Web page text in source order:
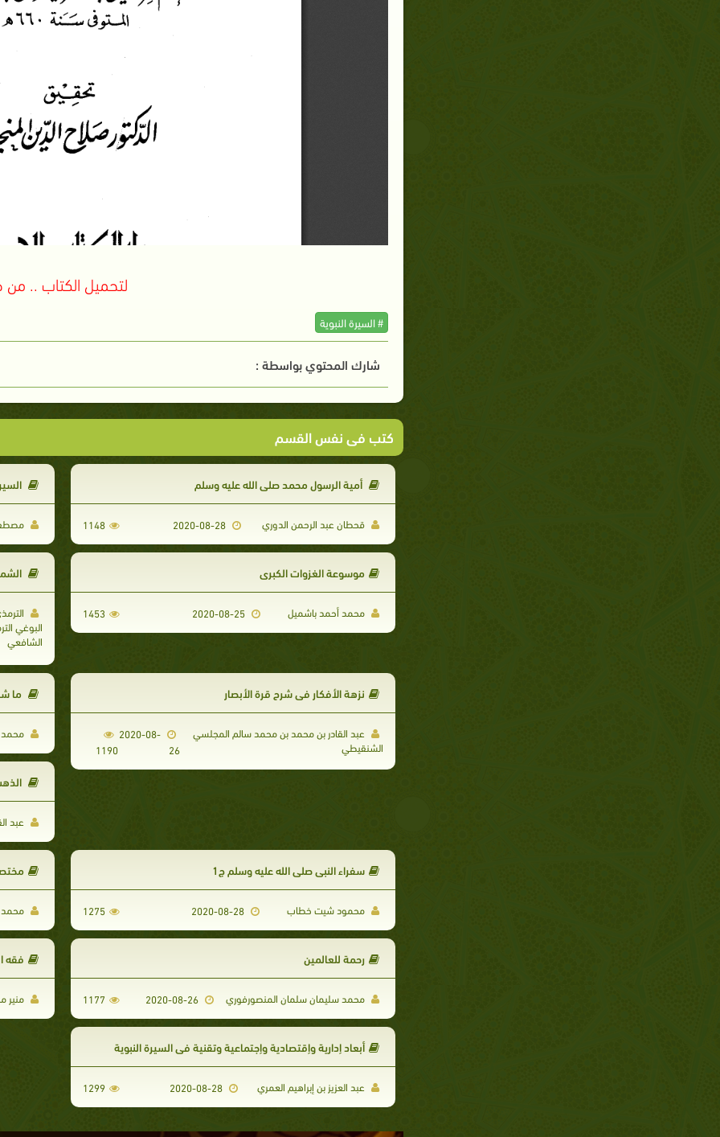
لتحميل الكتاب .. من
# السيرة النبوية
شارك المحتوي بواسطة :
كتب فى نفس القسم
أمية الرسول محمد صلى الله عليه وسلم
قحطان عبد الرحمن الدوري 1148
موسوعة الغزوات الكبرى
محمد أحمد باشميل 1453
البوغي
الشافعي
نزهة الأفكار في شرح قرة الأبصار
عبد القادر بن محمد بن محمد سالم المجلسي
الشنقيطي
2020-08-
26
1190
ما
محمد
عبد
سفراء النبي صلى الله عليه وسلم ج1
محمود شيت خطاب 1275 محمد
رحمة للعالمين
محمد سليمان سلمان المنصورفوري 1177
فقه
منير
أبعاد إدارية وإقتصادية وإجتماعية وتقنية في السيرة النبوية
عبد العزيز بن إبراهيم العمري 2020-08-28
1299